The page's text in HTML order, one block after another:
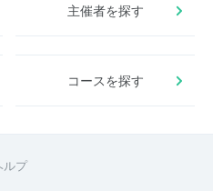
主催者を探す
コースを探す
ルプ